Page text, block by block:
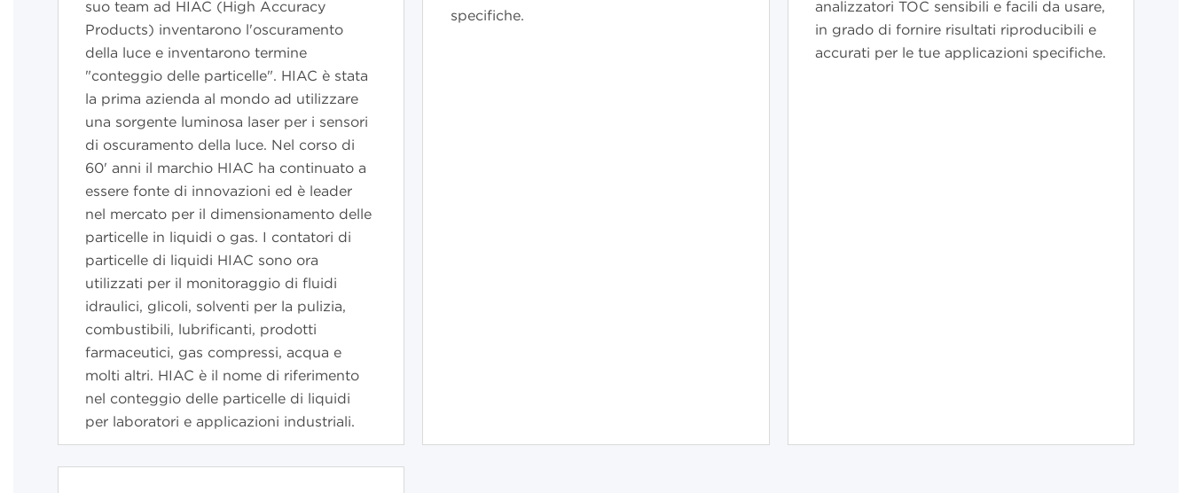
suo team ad HIAC (High Accuracy
Products) inventarono l'oscuramento
della luce e inventarono termine
"conteggio delle particelle". HIAC è stata
la prima azienda al mondo ad utilizzare
una sorgente luminosa laser per i sensori
di oscuramento della luce. Nel corso di
60' anni il marchio HIAC ha continuato a
essere fonte di innovazioni ed è leader
nel mercato per il dimensionamento delle
particelle in liquidi o gas. I contatori di
particelle di liquidi HIAC sono ora
utilizzati per il monitoraggio di fluidi
idraulici, glicoli, solventi per la pulizia,
combustibili, lubrificanti, prodotti
farmaceutici, gas compressi, acqua e
molti altri. HIAC è il nome di riferimento
nel conteggio delle particelle di liquidi
per laboratori e applicazioni industriali.
specifiche.
analizzatori TOC sensibili e facili da usare,
in grado di fornire risultati riproducibili e
accurati per le tue applicazioni specifiche.